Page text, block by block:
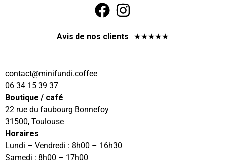
Avis de nos clients ★★★★★
eeffoc.idnufinim
@tcatnoc
06 34 15 39 37
Boutique / café
22 rue du faubourg Bonnefoy
31500, Toulouse
Horaires
Lundi – Vendredi : 8h00 – 16h30
Samedi : 8h00 – 17h00